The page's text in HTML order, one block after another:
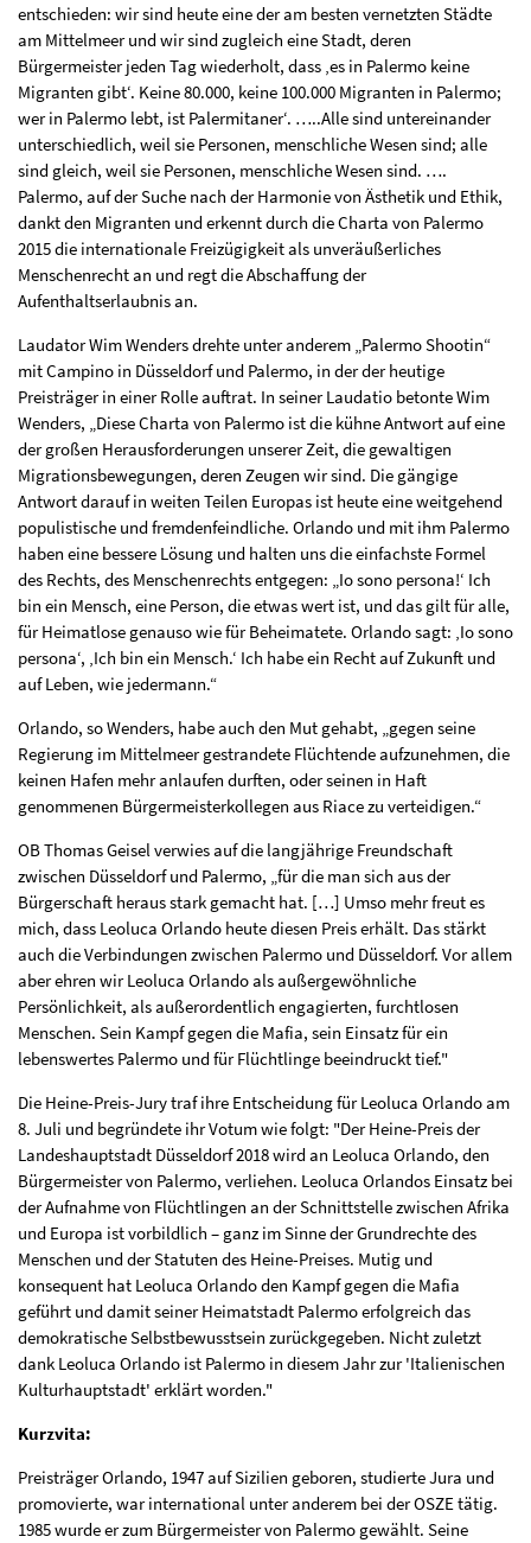
entschieden: wir sind heute eine der am besten vernetzten Städte
am Mittelmeer und wir sind zugleich eine Stadt, deren
Bürgermeister jeden Tag wiederholt, dass ‚es in Palermo keine
Migranten gibt‘. Keine 80.000, keine 100.000 Migranten in Palermo;
wer in Palermo lebt, ist Palermitaner‘. …..Alle sind untereinander
unterschiedlich, weil sie Personen, menschliche Wesen sind; alle
sind gleich, weil sie Personen, menschliche Wesen sind. ….
Palermo, auf der Suche nach der Harmonie von Ästhetik und Ethik,
dankt den Migranten und erkennt durch die Charta von Palermo
2015 die internationale Freizügigkeit als unveräußerliches
Menschenrecht an und regt die Abschaffung der
Aufenthaltserlaubnis an.
Laudator Wim Wenders drehte unter anderem „Palermo Shootin“
mit Campino in Düsseldorf und Palermo, in der der heutige
Preisträger in einer Rolle auftrat. In seiner Laudatio betonte Wim
Wenders, „Diese Charta von Palermo ist die kühne Antwort auf eine
der großen Herausforderungen unserer Zeit, die gewaltigen
Migrationsbewegungen, deren Zeugen wir sind. Die gängige
Antwort darauf in weiten Teilen Europas ist heute eine weitgehend
populistische und fremdenfeindliche. Orlando und mit ihm Palermo
haben eine bessere Lösung und halten uns die einfachste Formel
des Rechts, des Menschenrechts entgegen: „Io sono persona!‘ Ich
bin ein Mensch, eine Person, die etwas wert ist, und das gilt für alle,
für Heimatlose genauso wie für Beheimatete. Orlando sagt: ‚Io sono
persona‘, ‚Ich bin ein Mensch.‘ Ich habe ein Recht auf Zukunft und
auf Leben, wie jedermann.“
Orlando, so Wenders, habe auch den Mut gehabt, „gegen seine
Regierung im Mittelmeer gestrandete Flüchtende aufzunehmen, die
keinen Hafen mehr anlaufen durften, oder seinen in Haft
genommenen Bürgermeisterkollegen aus Riace zu verteidigen.“
OB Thomas Geisel verwies auf die langjährige Freundschaft
zwischen Düsseldorf und Palermo, „für die man sich aus der
Bürgerschaft heraus stark gemacht hat. […] Umso mehr freut es
mich, dass Leoluca Orlando heute diesen Preis erhält. Das stärkt
auch die Verbindungen zwischen Palermo und Düsseldorf. Vor allem
aber ehren wir Leoluca Orlando als außergewöhnliche
Persönlichkeit, als außerordentlich engagierten, furchtlosen
Menschen. Sein Kampf gegen die Mafia, sein Einsatz für ein
lebenswertes Palermo und für Flüchtlinge beeindruckt tief."
Die Heine-Preis-Jury traf ihre Entscheidung für Leoluca Orlando am
8. Juli und begründete ihr Votum wie folgt: "Der Heine-Preis der
Landeshauptstadt Düsseldorf 2018 wird an Leoluca Orlando, den
Bürgermeister von Palermo, verliehen. Leoluca Orlandos Einsatz bei
der Aufnahme von Flüchtlingen an der Schnittstelle zwischen Afrika
und Europa ist vorbildlich – ganz im Sinne der Grundrechte des
Menschen und der Statuten des Heine-Preises. Mutig und
konsequent hat Leoluca Orlando den Kampf gegen die Mafia
geführt und damit seiner Heimatstadt Palermo erfolgreich das
demokratische Selbstbewusstsein zurückgegeben. Nicht zuletzt
dank Leoluca Orlando ist Palermo in diesem Jahr zur 'Italienischen
Kulturhauptstadt' erklärt worden."
Kurzvita:
Preisträger Orlando, 1947 auf Sizilien geboren, studierte Jura und
promovierte, war international unter anderem bei der OSZE tätig.
1985 wurde er zum Bürgermeister von Palermo gewählt. Seine